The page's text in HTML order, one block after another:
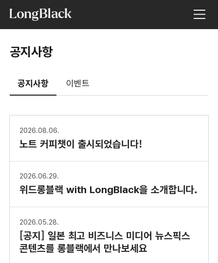
공지사항
공지사항 이벤트
2026.08.06.
노트 커피챗이 출시되었습니다!
2026.06.29.
위드롱블랙 with LongBlack을 소개합니다.
2026.05.28.
[공지] 일본 최고 비즈니스 미디어 뉴스픽스
콘텐츠를 롱블랙에서 만나보세요